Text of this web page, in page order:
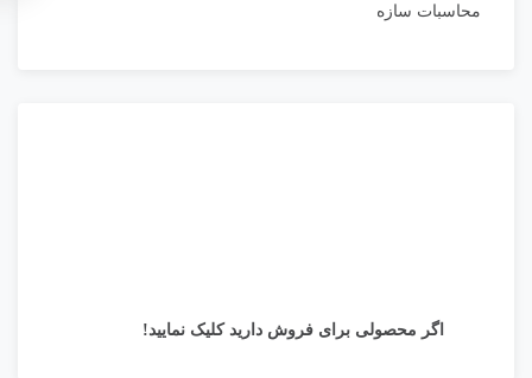
محاسبات سازه
اگر محصولی برای فروش دارید کلیک نمایید!